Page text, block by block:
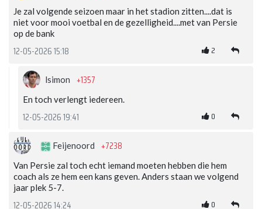
Je zal volgende seizoen maar in het stadion zitten....dat is
niet voor mooi voetbal en de gezelligheid....met van Persie
op de bank
12-05-2026 15:18 2
lsimon +1357
En toch verlengt iedereen.
12-05-2026 19:41 0
Feijenoord +7238
Van Persie zal toch echt iemand moeten hebben die hem
coach als ze hem een kans geven. Anders staan we volgend
jaar plek 5-7.
12-05-2026 14:24 0